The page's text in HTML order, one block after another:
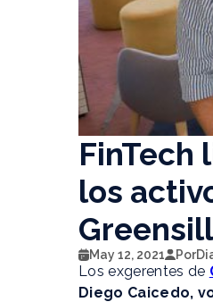
FinTech
los
Greensill
May 12, 2021 Por
Los exgerentes de
Diego Caicedo,